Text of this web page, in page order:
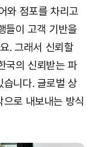
와 점포를 차리고
들이 고객 기반을
. 그래서 신뢰할
국의 신뢰받는 파
니다. 글로벌 상
로 내보내는 방식